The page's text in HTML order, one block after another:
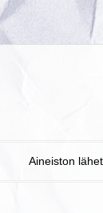
Aineiston